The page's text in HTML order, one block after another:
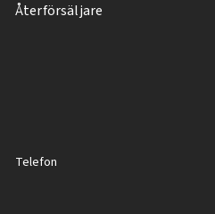
Återförsäljare